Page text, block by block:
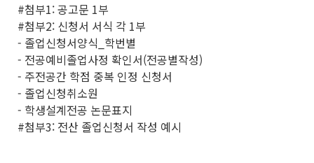
#첨부1: 공고문 1부
#첨부2: 신청서 서식 각 1부
- 졸업신청서양식_학번별
- 전공예비졸업사정 확인서(전공별작성)
- 주전공간 학점 중복 인정 신청서
- 졸업신청취소원
- 학생설계전공 논문표지
#첨부3: 전산 졸업신청서 작성 예시